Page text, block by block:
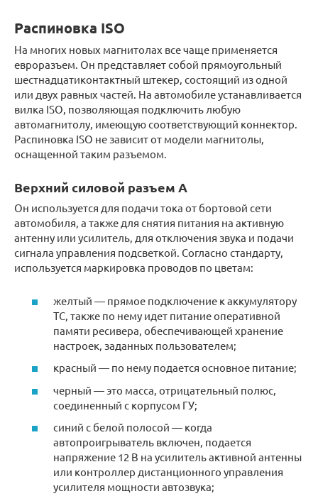
Распиновка ISO
На многих новых магнитолах все чаще применяется
евроразъем. Он представляет собой прямоугольный
шестнадцатиконтактный штекер, состоящий из одной
или двух равных частей. На автомобиле устанавливается
вилка ISO, позволяющая подключить любую
автомагнитолу, имеющую соответствующий коннектор.
Распиновка ISO не зависит от модели магнитолы,
оснащенной таким разъемом.
Верхний силовой разъем А
Он используется для подачи тока от бортовой сети
автомобиля, а также для снятия питания на активную
антенну или усилитель, для отключения звука и подачи
сигнала управления подсветкой. Согласно стандарту,
используется маркировка проводов по цветам:
желтый — прямое подключение к аккумулятору
ТС, также по нему идет питание оперативной
памяти ресивера, обеспечивающей хранение
настроек, заданных пользователем;
красный — по нему подается основное питание;
черный — это масса, отрицательный полюс,
соединенный с корпусом ГУ;
синий с белой полосой — когда
автопроигрыватель включен, подается
напряжение 12 В на усилитель активной антенны
или контроллер дистанционного управления
усилителя мощности автозвука;